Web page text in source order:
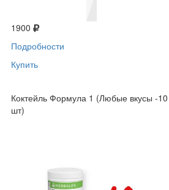
1900
Подробности
Купить
Коктейль Формула 1 (Любые вкусы -10
шт)